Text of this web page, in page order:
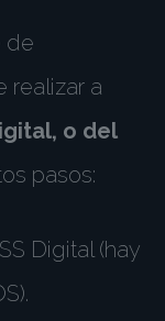
de
realizar a
o del
pasos:
Digital (hay